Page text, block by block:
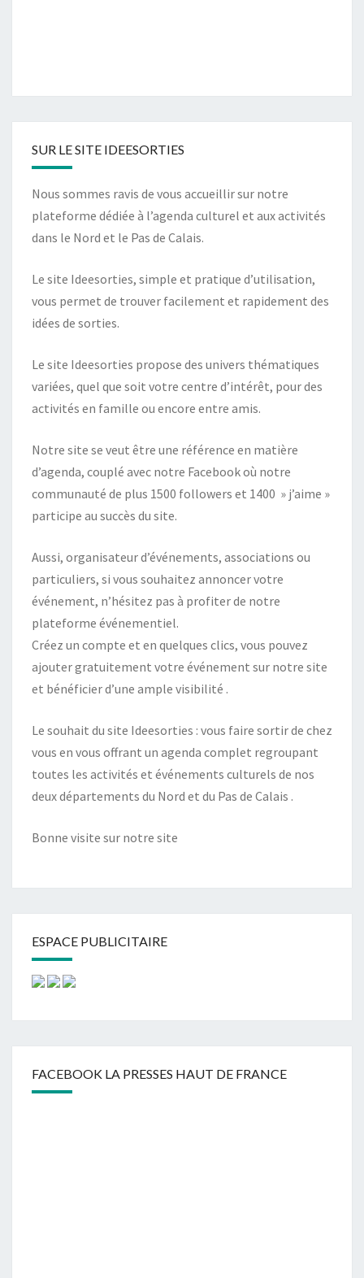
SUR LE SITE IDEESORTIES
Nous sommes ravis de vous accueillir sur notre
plateforme dédiée à l’agenda culturel et aux activités
dans le Nord et le Pas de Calais.
Le site Ideesorties, simple et pratique d’utilisation,
vous permet de trouver facilement et rapidement des
idées de sorties.
Le site Ideesorties propose des univers thématiques
variées, quel que soit votre centre d’intérêt, pour des
activités en famille ou encore entre amis.
Notre site se veut être une référence en matière
d’agenda, couplé avec notre Facebook où notre
communauté de plus 1500 followers et 1400 » j’aime »
participe au succès du site.
Aussi, organisateur d’événements, associations ou
particuliers, si vous souhaitez annoncer votre
événement, n’hésitez pas à profiter de notre
plateforme événementiel.
Créez un compte et en quelques clics, vous pouvez
ajouter gratuitement votre événement sur notre site
et bénéficier d’une ample visibilité .
Le souhait du site Ideesorties : vous faire sortir de chez
vous en vous offrant un agenda complet regroupant
toutes les activités et événements culturels de nos
deux départements du Nord et du Pas de Calais .
Bonne visite sur notre site
ESPACE PUBLICITAIRE
FACEBOOK LA PRESSES HAUT DE FRANCE